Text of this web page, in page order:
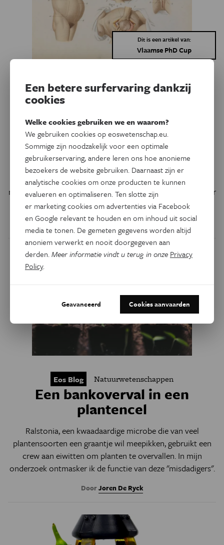
Dit is een artikel van:
Vlaamse PhD Cup
Betere overlevingskans,
ongewilde keizersneden
Plots geloofden artsen dat vrouwen goede kansen hadden
om een keizersnede te overleven. Plots waren sommigen
bereid om patiënten buitenspel te zetten bij
onderhandelingen over hun bevalling. Of hoe een betere
prognose bij buikoperaties aan het eind van de
negentiende eeuw leidde tot de eerste keizersneden zonder
toestemming.
DoorJolien Gijbels
Eos Blog Natuurwetenschappen
Een bankoverval in een
plantencel
Ralstonia, een kwaadaardige microbe die van veel
plantensoorten een graantje wil meepikken, gebruikt een
crew aan eiwitten om planten te overvallen. In mijn
onderzoek ontmasker ik de functie van deze "misdadigers".
DoorJoren De Ryck
Een betere surfervaring dankzij
cookies
Welke cookies gebruiken we en waarom?
We gebruiken cookies op eoswetenschap.eu.
Sommige zijn noodzakelijk voor een optimale
gebruikerservaring, andere leren ons hoe anonieme
bezoekers de website gebruiken. Daarnaast zijn er
analytische cookies om onze producten te kunnen
evalueren en optimaliseren. Ten slotte zijn
er marketing cookies om advertenties via Facebook
en Google relevant te houden en om inhoud uit social
media te tonen. De gemeten gegevens worden altijd
anoniem verwerkt en nooit doorgegeven aan
derden.Meer informatie vindt u terug in onze Privacy
Policy.
Geavanceerd Cookies aanvaarden